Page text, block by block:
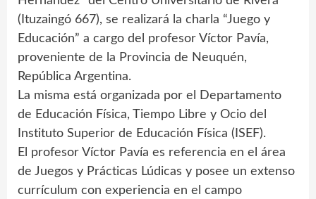
(Ituzaingó 667), se realizará la charla “Juego y
Educación” a cargo del profesor Víctor Pavía,
proveniente de la Provincia de Neuquén,
República Argentina.
La misma está organizada por el Departamento
de Educación Física, Tiempo Libre y Ocio del
Instituto Superior de Educación Física (ISEF).
El profesor Víctor Pavía es referencia en el área
de Juegos y Prácticas Lúdicas y posee un extenso
currículum con experiencia en el campo